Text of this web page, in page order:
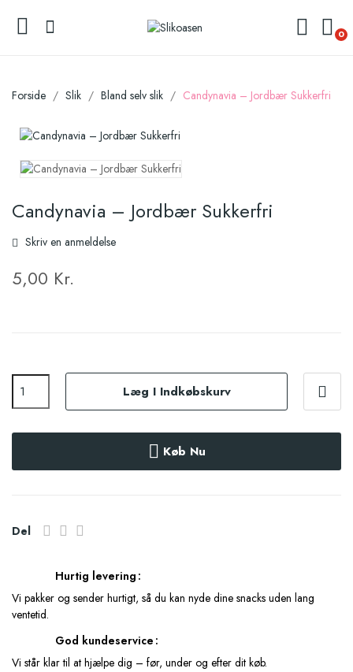
0
Forside Slik Bland selv slik Candynavia – Jordbær Sukkerfri
Candynavia – Jordbær Sukkerfri
Skriv en anmeldelse
5,00 Kr.
Læg I Indkøbskurv
Køb Nu
Del
Hurtig levering
Vi pakker og sender hurtigt, så du kan nyde dine snacks uden lang
ventetid.
God kundeservice
Vi står klar til at hjælpe dig – før, under og efter dit køb.